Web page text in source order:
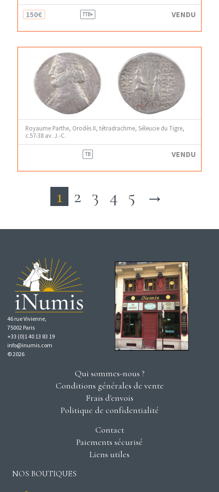
150€ TTB+ VENDU
Royaume Parthe, Orodès II, tétradrachme, Séleucie du Tigre,
c.57-38 av. J.-C.
TB VENDU
1 2 3 4 5 →
46 rue Vivienne,
75002 Paris
+33 (0)1 40 13 83 19
info@inumis.com
© 2026
Qui sommes-nous ?
Conditions générales de vente
Frais d'envois
Politique de confidentialité
Contact
Paiements sécurisé
Liens utiles
NOS BOUTIQUES